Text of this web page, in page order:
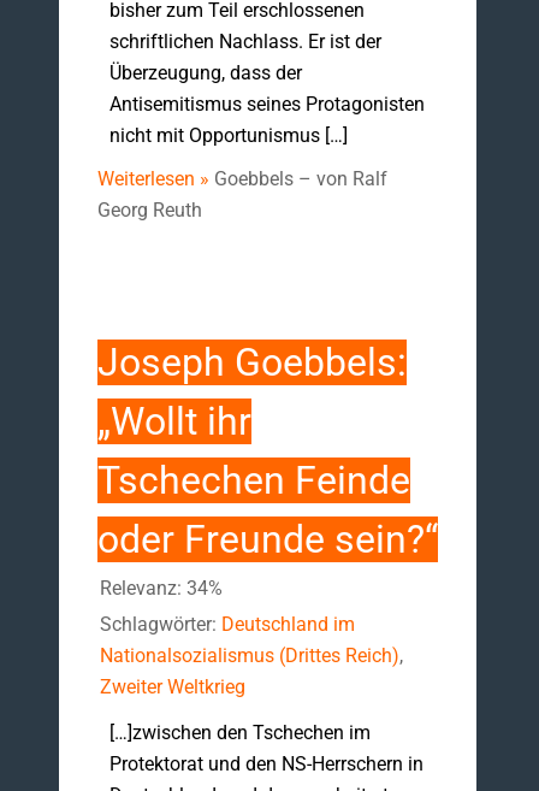
bisher zum Teil erschlossenen
schriftlichen Nachlass. Er ist der
Überzeugung, dass der
Antisemitismus seines Protagonisten
nicht mit Opportunismus […]
Weiterlesen » Goebbels – von Ralf
Georg Reuth
Joseph Goebbels:
„Wollt ihr
Tschechen Feinde
oder Freunde sein?“
Relevanz: 34%
Schlagwörter: Deutschland im
Nationalsozialismus (Drittes Reich),
Zweiter Weltkrieg
[…]zwischen den Tschechen im
Protektorat und den NS-Herrschern in